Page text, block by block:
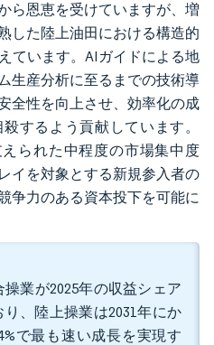
ら恩恵を受けていますが、増
した陸上油田における構造的
ています。AIガイドによる地
生産分析に至るまでの技術導
全性を向上させ、効率化の成
するよう貢献しています。
えられた中程度の市場集中度
イを対象とする新規参入者の
争力のある資本投下を可能に
業が2025年の収益シェア
り、陸上操業は2031年にか
で最も速い成長を実現す